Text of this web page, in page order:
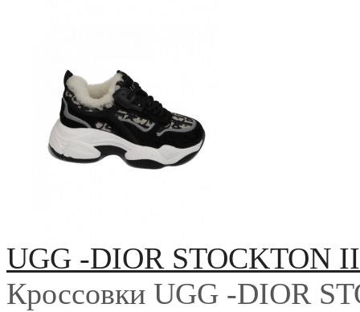
UGG -DIOR STOCKTON
Кроссовки UGG -DIOR